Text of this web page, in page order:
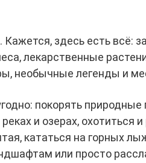
Кажется, здесь есть всё:
лекарственные
необычные легенды и
покорять природные
и озерах, охотиться
кататься на горных
или просто